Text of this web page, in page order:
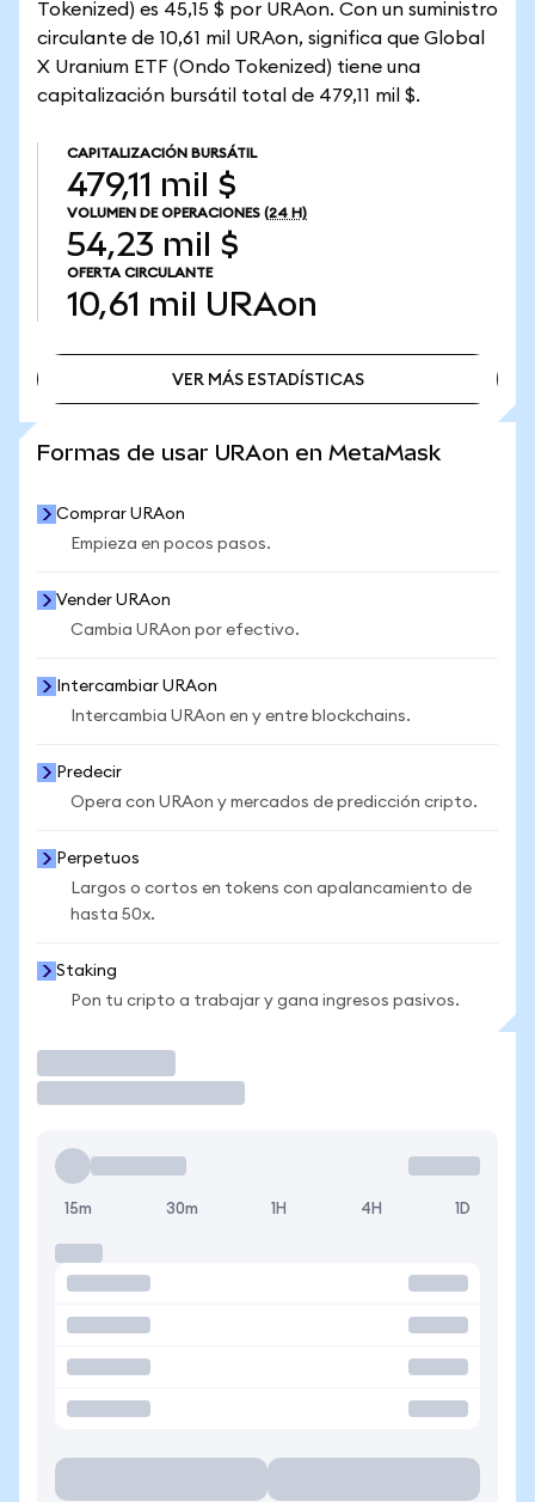
Tokenized) es 45,15 $ por URAon. Con un suministro
circulante de 10,61 mil URAon, significa que Global
X Uranium ETF (Ondo Tokenized) tiene una
capitalización bursátil total de 479,11 mil $.
CAPITALIZACIÓN BURSÁTIL
479,11 mil $
VOLUMEN DE OPERACIONES (24 H)
54,23 mil $
OFERTA CIRCULANTE
10,61 mil URAon
VER MÁS ESTADÍSTICAS
Formas de usar URAon en MetaMask
Comprar URAon
Empieza en pocos pasos.
Vender URAon
Cambia URAon por efectivo.
Intercambiar URAon
Intercambia URAon en y entre blockchains.
Predecir
Opera con URAon y mercados de predicción cripto.
Perpetuos
Largos o cortos en tokens con apalancamiento de
hasta 50x.
Staking
Pon tu cripto a trabajar y gana ingresos pasivos.
15m 30m 1H 4H 1D